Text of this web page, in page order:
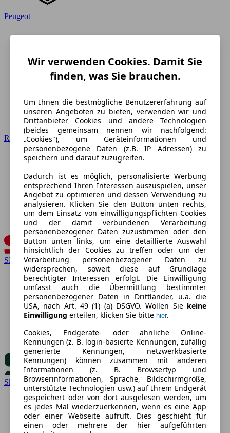
Peugeot
Renault
SEAT
Skoda
Wir verwenden Cookies. Damit Sie
finden, was Sie brauchen.
Um Ihnen die bestmögliche Benutzererfahrung auf
unseren Angeboten zu bieten, verwenden wir und
Drittanbieter Cookies und andere Technologien
(beides gemeinsam nennen wir nachfolgend:
„Cookies"), um Geräteinformationen und
personenbezogene Daten (z.B. IP Adressen) zu
speichern und darauf zuzugreifen.
Dadurch ist es möglich, personalisierte Werbung
entsprechend Ihren Interessen auszuspielen, unser
Angebot zu optimieren und dessen Verwendung zu
analysieren. Klicken Sie den Button unten rechts,
um dem Einsatz von einwilligungspflichten Cookies
und der damit verbundenen Verarbeitung
personenbezogener Daten zuzustimmen oder den
Button unten links, um eine detaillierte Auswahl
hinsichtlich der Cookies zu treffen oder um der
Verarbeitung personenbezogener Daten zu
widersprechen, soweit diese auf Grundlage
berechtigter Interessen erfolgt. Die Einwilligung
umfasst auch die Übermittlung bestimmter
personenbezogener Daten in Drittländer, u.a. die
USA, nach Art. 49 (1) (a) DSGVO. Wollen Sie keine
Einwilligung erteilen, klicken Sie bitte hier.
Cookies, Endgeräte- oder ähnliche Online-
Kennungen (z. B. login-basierte Kennungen, zufällig
generierte Kennungen, netzwerkbasierte
Kennungen) können zusammen mit anderen
Informationen (z. B. Browsertyp und
Browserinformationen, Sprache, Bildschirmgröße,
unterstützte Technologien usw.) auf Ihrem Endgerät
gespeichert oder von dort ausgelesen werden, um
es jedes Mal wiederzuerkennen, wenn es eine App
oder einer Webseite aufruft. Dies geschieht für
einen oder mehrere der hier aufgeführten